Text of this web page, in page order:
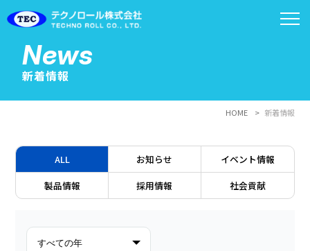
News
新着情報
HOME 新着情報
ALL お知らせ
イベント情報
製品情報
採用情報 社会貢献